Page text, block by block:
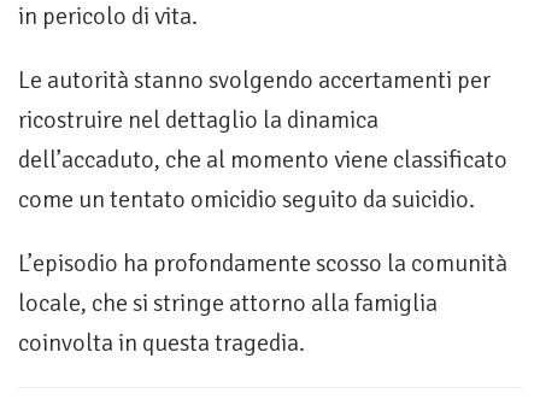
in pericolo di vita.
Le autorità stanno svolgendo accertamenti per
ricostruire nel dettaglio la dinamica
dell’accaduto, che al momento viene classificato
come un tentato omicidio seguito da suicidio.
L’episodio ha profondamente scosso la comunità
locale, che si stringe attorno alla famiglia
coinvolta in questa tragedia.